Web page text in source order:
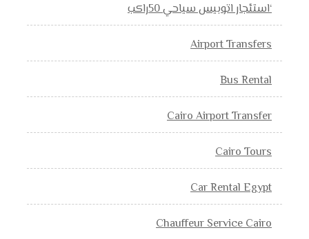
‘استئجار اتوبيس سياحي 50راكب
Airport Transfers
Bus Rental
Cairo Airport Transfer
Cairo Tours
Car Rental Egypt
Chauffeur Service Cairo